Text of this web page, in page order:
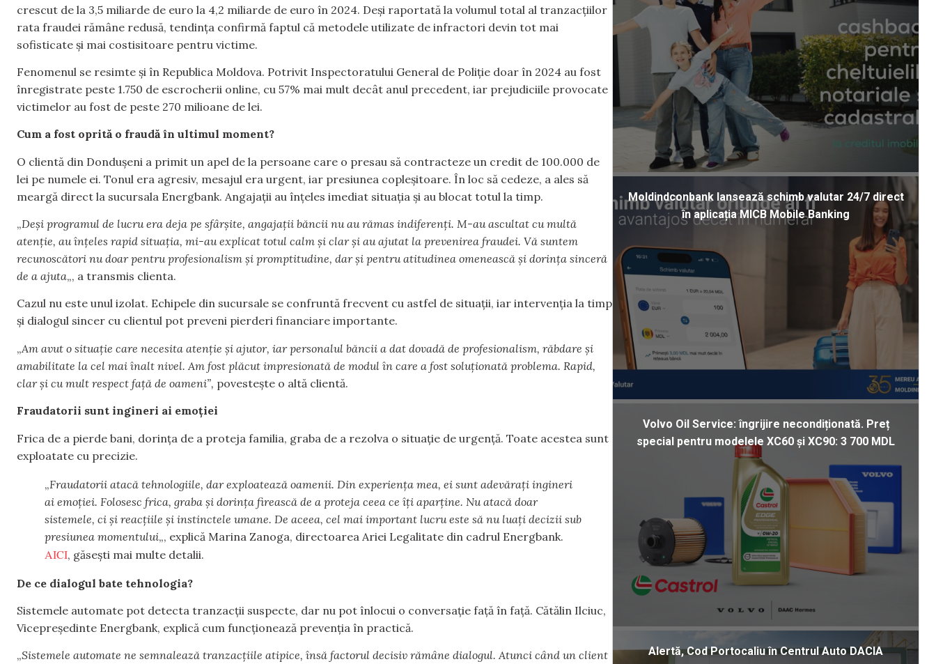
crescut de la 3,5 miliarde de euro la 4,2 miliarde de euro în 2024. Deși raportată la volumul total al tranzacțiilor
rata fraudei rămâne redusă, tendința confirmă faptul că metodele utilizate de infractori devin tot mai
sofisticate și mai costisitoare pentru victime.
Fenomenul se resimte și în Republica Moldova. Potrivit Inspectoratului General de Poliție doar în 2024 au fost
înregistrate peste 1.750 de escrocherii online, cu 57% mai mult decât anul precedent, iar prejudiciile provocate
victimelor au fost de peste 270 milioane de lei.
Cum a fost oprită o fraudă în ultimul moment?
O clientă din Dondușeni a primit un apel de la persoane care o presau să contracteze un credit de 100.000 de
lei pe numele ei. Tonul era agresiv, mesajul era urgent, iar presiunea copleșitoare. În loc să cedeze, a ales să
meargă direct la sucursala Energbank. Angajații au înțeles imediat situația și au blocat totul la timp.
„Deși programul de lucru era deja pe sfârșite, angajații băncii nu au rămas indiferenți. M-au ascultat cu multă
atenție, au înțeles rapid situația, mi-au explicat totul calm și clar și au ajutat la prevenirea fraudei. Vă suntem
recunoscători nu doar pentru profesionalism și promptitudine, dar și pentru atitudinea omenească și dorința sinceră
de a ajuta„, a transmis clienta.
Cazul nu este unul izolat. Echipele din sucursale se confruntă frecvent cu astfel de situații, iar intervenția la timp
și dialogul sincer cu clientul pot preveni pierderi financiare importante.
„Am avut o situație care necesita atenție și ajutor, iar personalul băncii a dat dovadă de profesionalism, răbdare și
amabilitate la cel mai înalt nivel. Am fost plăcut impresionată de modul în care a fost soluționată problema. Rapid,
clar și cu mult respect față de oameni”, povestește o altă clientă.
Fraudatorii sunt ingineri ai emoției
Frica de a pierde bani, dorința de a proteja familia, graba de a rezolva o situație de urgență. Toate acestea sunt
exploatate cu precizie.
„Fraudatorii atacă tehnologiile, dar exploatează oamenii. Din experiența mea, ei sunt adevărați ingineri
ai emoției. Folosesc frica, graba și dorința firească de a proteja ceea ce îți aparține. Nu atacă doar
sistemele, ci și reacțiile și instinctele umane. De aceea, cel mai important lucru este să nu luați decizii sub
presiunea momentului„, explică Marina Zanoga, directoarea Ariei Legalitate din cadrul Energbank.
AICI, găsești mai multe detalii.
De ce dialogul bate tehnologia?
Sistemele automate pot detecta tranzacții suspecte, dar nu pot înlocui o conversație față în față. Cătălin Ilciuc,
Vicepreședinte Energbank, explică cum funcționează prevenția în practică.
„Sistemele automate ne semnalează tranzacțiile atipice, însă factorul decisiv rămâne dialogul. Atunci când un client
Moldindconbank lansează schimb valutar 24/7 direct
în aplicația MICB Mobile Banking
Volvo Oil Service: îngrijire necondiționată. Preț
special pentru modelele XC60 și XC90: 3 700 MDL
Alertă, Cod Portocaliu în Centrul Auto DACIA